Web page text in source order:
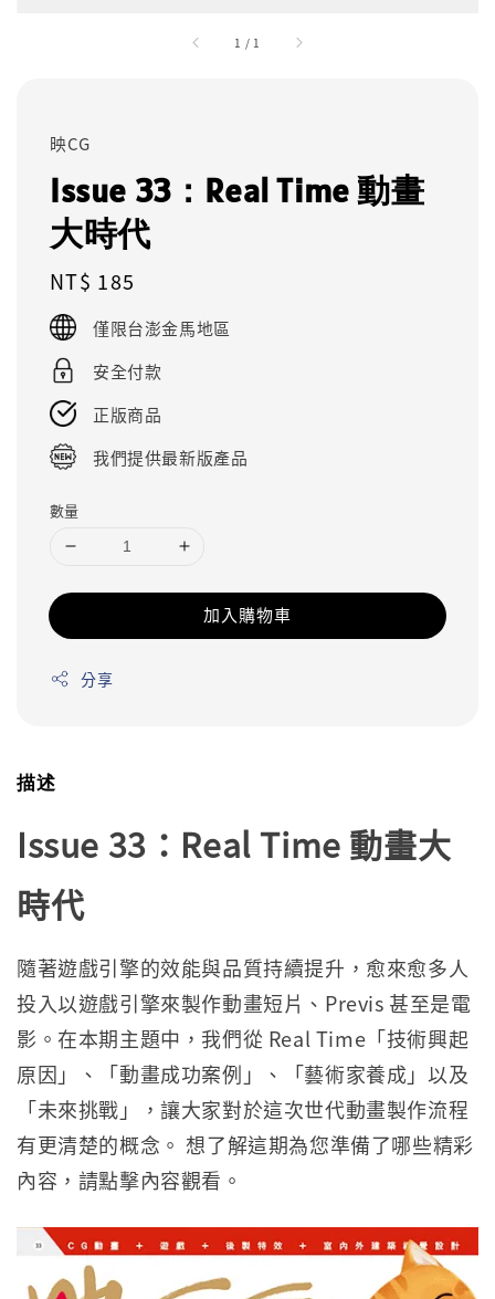
1 / 1
映CG
Issue 33：Real Time 動畫
大時代
Regular
price
NT$ 185
僅限台澎金馬地區
安全付款
正版商品
我們提供最新版產品
數量
加入購物車
分享
描述
Issue 33：Real Time 動畫大
時代
隨著遊戲引擎的效能與品質持續提升，愈來愈多人
投入以遊戲引擎來製作動畫短片、Previs 甚至是電
影。在本期主題中，我們從 Real Time「技術興起
原因」、「動畫成功案例」、「藝術家養成」以及
「未來挑戰」，讓大家對於這次世代動畫製作流程
有更清楚的概念。 想了解這期為您準備了哪些精彩
內容，請點擊內容觀看。